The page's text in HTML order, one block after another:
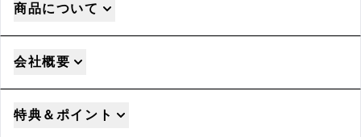
商品について
会社概要
特典＆ポイント